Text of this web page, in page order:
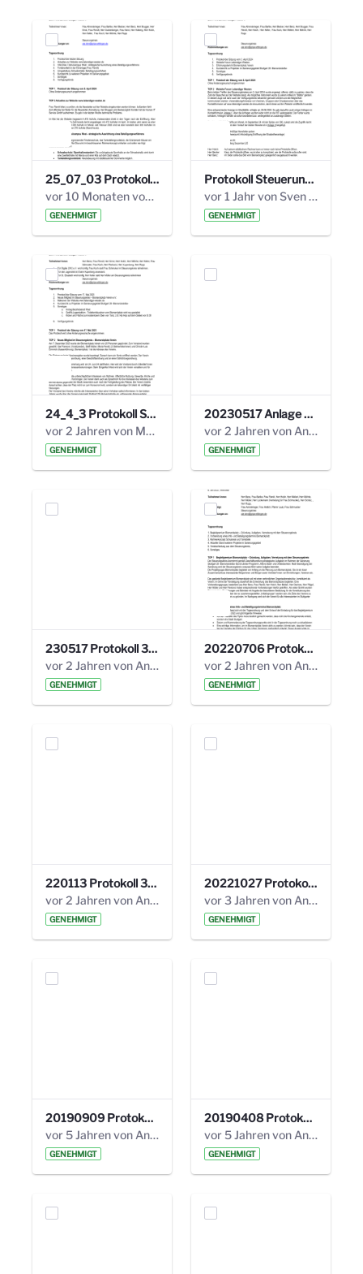
25_07_03 Protokoll Steuerungskreis.pdf
vor 10 Monaten von Alexander Orlowski
GENEHMIGT
Protokoll Steuerungskreis_06.02.2025 .pdf
vor 1 Jahr von Sven Hitzler
GENEHMIGT
24_4_3 Protokoll Steuerungskreis.pdf
vor 2 Jahren von Marcel Eckert
GENEHMIGT
20230517 Anlage 1_35. Steuerungskreis.pdf
vor 2 Jahren von Anni Schlumberger
GENEHMIGT
230517 Protokoll 35. Steuerungskreis.pdf
vor 2 Jahren von Anni Schlumberger
GENEHMIGT
20220706 Protokoll 33. Steuerungskreis.pdf
vor 2 Jahren von Anni Schlumberger
GENEHMIGT
220113 Protokoll 32. Steuerungskreis.pdf
vor 2 Jahren von Anni Schlumberger
GENEHMIGT
20221027 Protokoll 34. Steuerungskreis.pdf
vor 3 Jahren von Anni Schlumberger
GENEHMIGT
20190909 Protokoll 27. Steuerungskreis.pdf
vor 5 Jahren von Anni Schlumberger
GENEHMIGT
20190408 Protokoll 26. Steuerungskreis.pdf
vor 5 Jahren von Anni Schlumberger
GENEHMIGT